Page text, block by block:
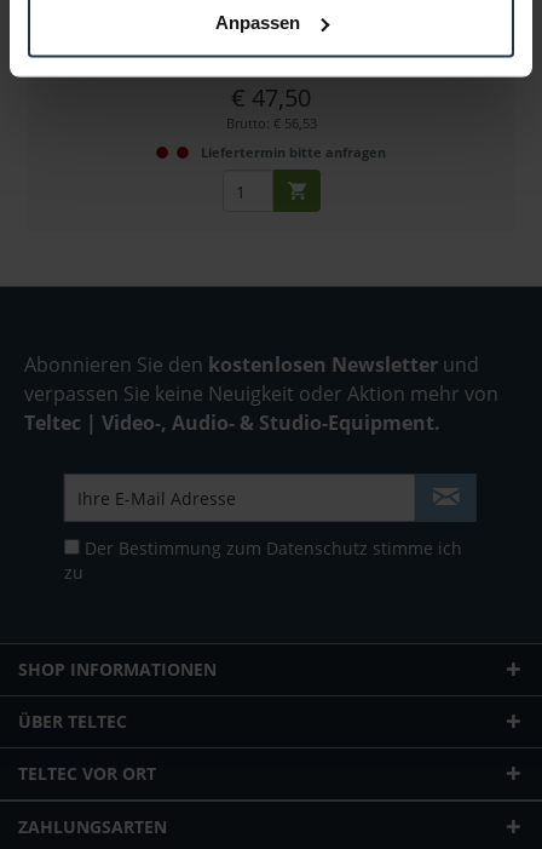
Anpassen
Aufsteckrahmen für DSLR Kameras ohne Batteriegriff
€ 47,50
Brutto: € 56,53
Liefertermin bitte anfragen
Abonnieren Sie den kostenlosen Newsletter und
verpassen Sie keine Neuigkeit oder Aktion mehr von
Teltec | Video-, Audio- & Studio-Equipment.
Der Bestimmung zum Datenschutz stimme ich
zu
SHOP INFORMATIONEN
ÜBER TELTEC
TELTEC VOR ORT
ZAHLUNGSARTEN